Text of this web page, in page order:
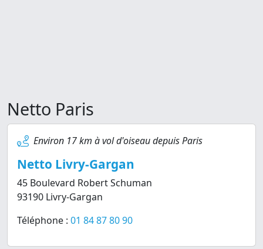
Netto Paris
Environ 17 km à vol d'oiseau depuis Paris
Netto Livry-Gargan
45 Boulevard Robert Schuman
93190 Livry-Gargan
Téléphone : 01 84 87 80 90